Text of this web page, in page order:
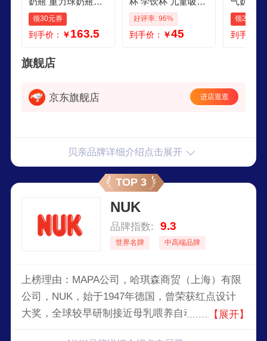
岁以上自然离乳奶
瓶双把手大容量 24
0ml翻盖吸管杯头
领30元券
到手价： ￥163.5
杯 PPSU重力球 双
把手大容量 吸嘴单
只装 6个月以上
好评率: 96%
到手价： ￥45
容量宽
把手
翻盖吸
领25元券
到手价：
旗舰店
京东旗舰店 进店逛逛
贝亲品牌详细介绍点击展开
TOP 3
NUK
品牌指数: 9.3
世界名牌 中高端品牌
上榜理由：MAPA公司，哈琪森商贸（上海）有限
公司，NUK，始于1947年德国，曾荣获红点设计
大奖，全球较早研制接近母乳喂养自动进气仿真奶
【展开】